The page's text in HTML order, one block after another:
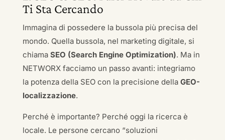
Ti Sta Cercando
Immagina di possedere la bussola più precisa del
mondo. Quella bussola, nel marketing digitale, si
chiama SEO (Search Engine Optimization). Ma in
NETWORX facciamo un passo avanti: integriamo
la potenza della SEO con la precisione della GEO-
localizzazione.
Perché è importante? Perché oggi la ricerca è
locale. Le persone cercano “soluzioni